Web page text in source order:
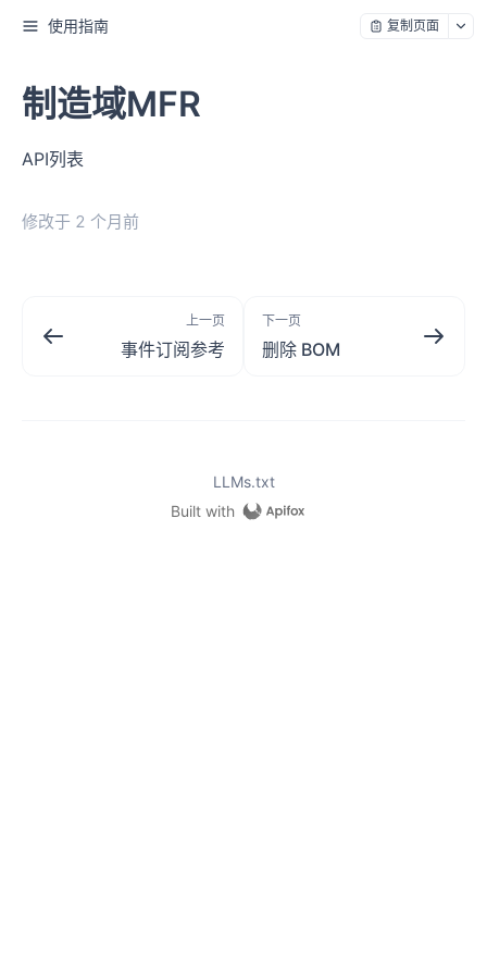
使用指南 复制页面
制造域MFR
API列表
修改于 2 个月前
上一页
事件订阅参考
下一页
删除 BOM
LLMs.txt
Built with